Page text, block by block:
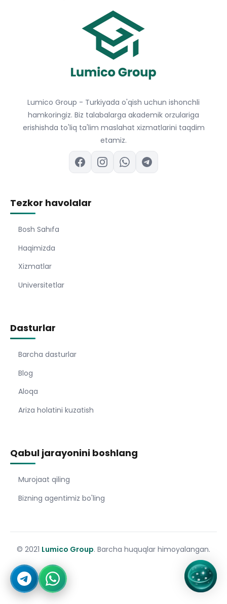
Lumico Group - Turkiyada o'qish uchun ishonchli
hamkoringiz. Biz talabalarga akademik orzulariga
erishishda to'liq ta'lim maslahat xizmatlarini taqdim
etamiz.
Tezkor havolalar
Bosh Sahıfa
Haqimizda
Xizmatlar
Universitetlar
Dasturlar
Barcha dasturlar
Blog
Aloqa
Ariza holatini kuzatish
Qabul jarayonini boshlang
Murojaat qiling
Bizning agentimiz bo'ling
© 2021 Lumico Group. Barcha huquqlar himoyalangan.